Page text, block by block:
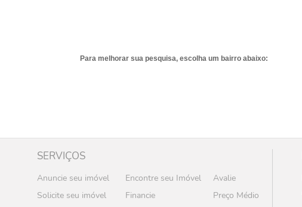
Para melhorar sua pesquisa, escolha um bairro abaixo:
SERVIÇOS
Anuncie seu imóvel Encontre seu Imóvel
Avalie
Solicite seu imóvel
Financie
Preço Médio